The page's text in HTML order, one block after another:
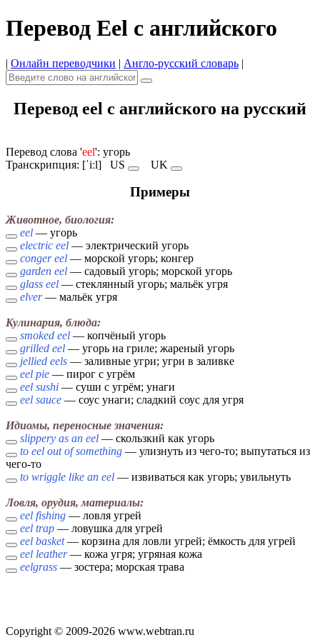
Перевод Eel с английского
| Онлайн переводчики | Англо-русский словарь |
Перевод eel с английского на русский
Перевод слова 'eel': угорь
Транскрипция: [ˈiːl] US UK
Примеры
Животное, биология:
eel — угорь
electric eel — электрический угорь
conger eel — морской угорь; конгер
garden eel — садовый угорь; морской угорь
glass eel — стеклянный угорь; мальёк угря
elver— мальёк угря
Кулинария, блюда:
smoked eel — копчёный угорь
grilled eel — угорь на гриле; жареный угорь
jellied eels — заливные угри; угри в заливке
eel pie — пирог с угрём
eel sushi — суши с угрём; унаги
eel sauce — соус унаги; сладкий соус для угря
Идиомы, переносные значения:
slippery as an eel — скользкий как угорь
to eel out of something — улизнуть из чего-то; выпутаться из
чего-то
to wriggle like an eel — извиваться как угорь; увильнуть
Ловля, орудия, материалы:
eel fishing — ловля угрей
eel trap — ловушка для угрей
eel basket— корзина для ловли угрей; ёмкость для угрей
eel leather— кожа угря; угряная кожа
eelgrass — зостера; морская трава
Copyright © 2009-2026 www.webtran.ru